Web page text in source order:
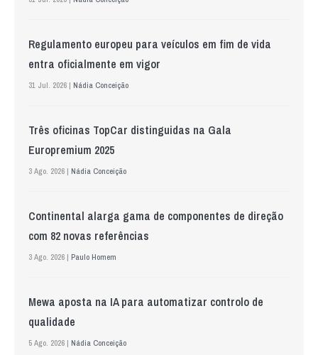
Regulamento europeu para veículos em fim de vida
entra oficialmente em vigor
31 Jul. 2026 | Nádia Conceição
Três oficinas TopCar distinguidas na Gala
Europremium 2025
3 Ago. 2026 | Nádia Conceição
Continental alarga gama de componentes de direção
com 82 novas referências
3 Ago. 2026 | Paulo Homem
Mewa aposta na IA para automatizar controlo de
qualidade
5 Ago. 2026 | Nádia Conceição